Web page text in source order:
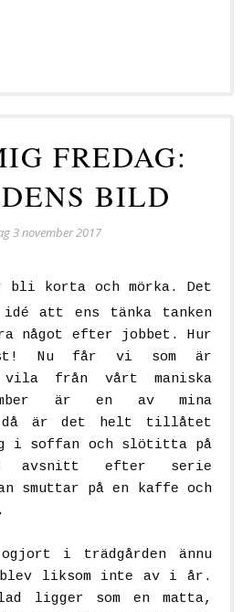
FREDAG:
BILD
3 november 2017
bli korta och mörka. Det
att ens tänka tanken
något efter jobbet. Hur
Nu får vi som är
vila från vårt maniska
är en av mina
då är det helt tillåtet
i soffan och slötitta på
avsnitt efter serie
smuttar på en kaffe och
i trädgården ännu
blev liksom inte av i år.
ligger som en matta,